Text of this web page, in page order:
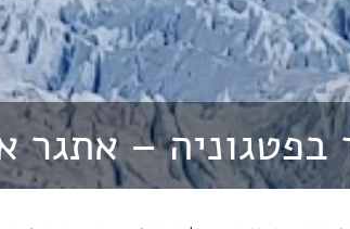
בפטגוניה – אתגר